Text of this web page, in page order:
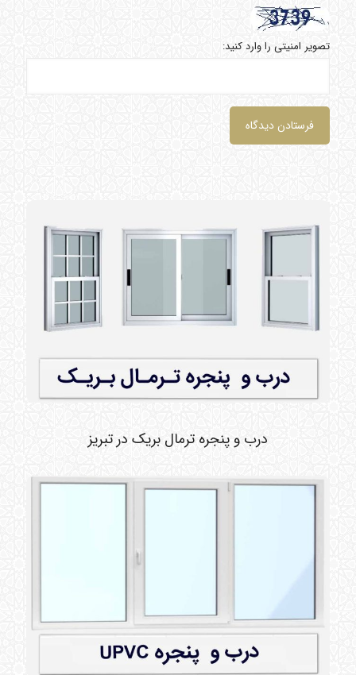
تصویر امنیتی را وارد کنید:
درب و پنجره ترمال بریک در تبریز